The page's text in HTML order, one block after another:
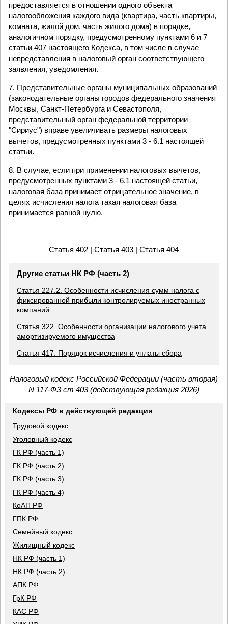
предоставляется в отношении одного объекта
налогообложения каждого вида (квартира, часть квартиры,
комната, жилой дом, часть жилого дома) в порядке,
аналогичном порядку, предусмотренному пунктами 6 и 7
статьи 407 настоящего Кодекса, в том числе в случае
непредставления в налоговый орган соответствующего
заявления, уведомления.
7. Представительные органы муниципальных образований
(законодательные органы городов федерального значения
Москвы, Санкт-Петербурга и Севастополя,
представительный орган федеральной территории
"Сириус") вправе увеличивать размеры налоговых
вычетов, предусмотренных пунктами 3 - 6.1 настоящей
статьи.
8. В случае, если при применении налоговых вычетов,
предусмотренных пунктами 3 - 6.1 настоящей статьи,
налоговая база принимает отрицательное значение, в
целях исчисления налога такая налоговая база
принимается равной нулю.
Статья 402 | Статья 403 |Статья 404
Другие статьи НК РФ (часть 2)
Статья 227.2. Особенности исчисления сумм налога с
фиксированной прибыли контролируемых иностранных
компаний
Статья 322. Особенности организации налогового учета
амортизируемого имущества
Статья 417. Порядок исчисления и уплаты сбора
Налоговый кодекс Российской Федерации (часть вторая)
N 117-ФЗ ст 403 (действующая редакция 2026)
Кодексы РФ в действующей редакции
Трудовой кодекс
Уголовный кодекс
ГК РФ (часть 1)
ГК РФ (часть 2)
ГК РФ (часть 3)
ГК РФ (часть 4)
КоАП РФ
ГПК РФ
Семейный кодекс
Жилищный кодекс
НК РФ (часть 1)
НК РФ (часть 2)
АПК РФ
ГрК РФ
КАС РФ